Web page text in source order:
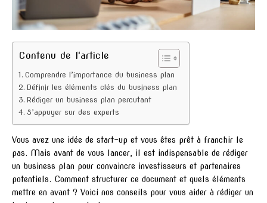
Contenu de l'article
Comprendre l’importance du business plan
Définir les éléments clés du business plan
Rédiger un business plan percutant
S’appuyer sur des experts
Vous avez une idée de start-up et vous êtes prêt à franchir le
pas. Mais avant de vous lancer, il est indispensable de rédiger
un business plan pour convaincre investisseurs et partenaires
potentiels. Comment structurer ce document et quels éléments
mettre en avant ? Voici nos conseils pour vous aider à rédiger un